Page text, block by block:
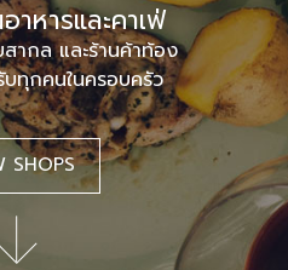
าหารและคาเฟ่
ากล และร้านค้าท้อง
ทุกคนในครอบครัว
SHOPS